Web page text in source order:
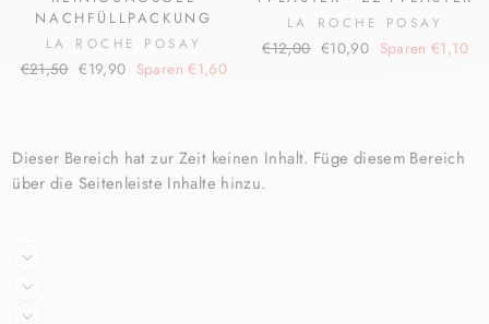
NACHFÜLLPACKUNG
LA ROCHE POSAY
Normaler
€21,50 Sonderpreis
€19,90 Sparen €1,60
LA ROCHE POSAY
Normaler
€12,00 Sonderpreis
€10,90 Sparen €1,10
Dieser Bereich hat zur Zeit keinen Inhalt. Füge diesem Bereich
über die Seitenleiste Inhalte hinzu.